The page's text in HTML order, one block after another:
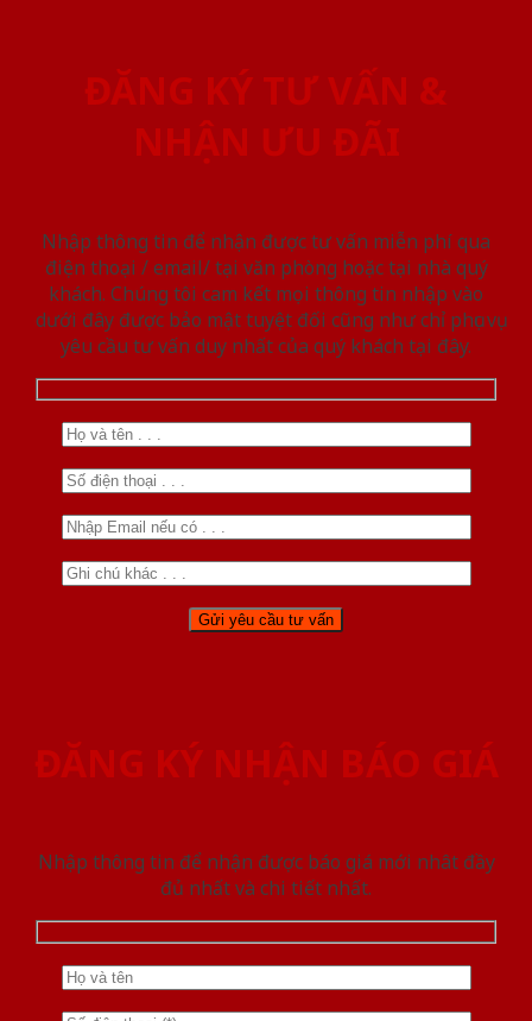
ĐĂNG KÝ TƯ VẤN &
NHẬN ƯU ĐÃI
Nhập thông tin để nhận được tư vấn miễn phí qua
điện thoại / email/ tại văn phòng hoặc tại nhà quý
khách. Chúng tôi cam kết mọi thông tin nhập vào
dưới đây được bảo mật tuyệt đối cũng như chỉ phục vụ
yêu cầu tư vấn duy nhất của quý khách tại đây.
ĐĂNG KÝ NHẬN BÁO GIÁ
Nhập thông tin để nhận được báo giá mới nhât đầy
đủ nhất và chi tiết nhất.